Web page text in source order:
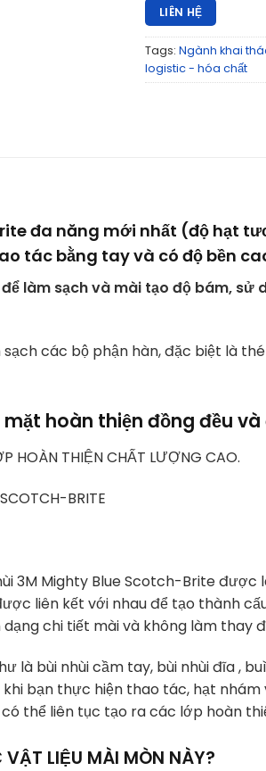
LIÊN HỆ
Tags: Ngành khai
logistic - hóa chất
đa năng mới nhất (độ hạt
tác bằng tay và có độ bền
làm sạch và mài tạo độ bám,
sạch các bộ phận hàn, đặc biệt là
hoàn thiện đồng đều
HOÀN THIỆN CHẤT LƯỢNG CAO.
BRITE
3M Mighty Blue Scotch-Brite
liên kết với nhau để tạo thành
chi tiết mài và không làm thay
là bùi nhùi cầm tay, bùi nhùi đĩa ,
bạn thực hiện thao tác, hạt
thể liên tục tạo ra các lớp hoàn
LIỆU MÀI MÒN NÀY?